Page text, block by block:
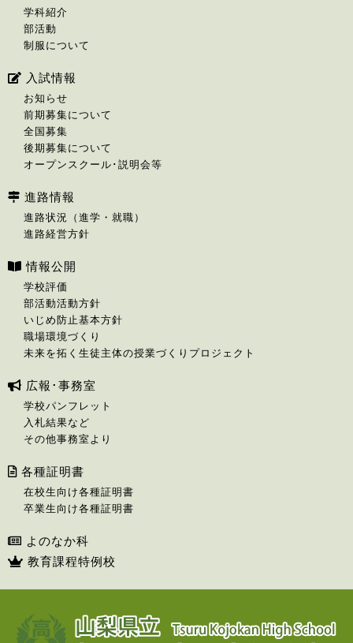
学科紹介
部活動
制服について
入試情報
お知らせ
前期募集について
全国募集
後期募集について
オープンスクール･説明会等
進路情報
進路状況（進学・就職）
進路経営方針
情報公開
学校評価
部活動活動方針
いじめ防止基本方針
職場環境づくり
未来を拓く生徒主体の授業づくりプロジェクト
広報･事務室
学校パンフレット
入札結果など
その他事務室より
各種証明書
在校生向け各種証明書
卒業生向け各種証明書
よのなか科
教育課程特例校